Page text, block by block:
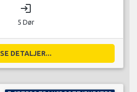
login
5 Dør
SE DETALJER...